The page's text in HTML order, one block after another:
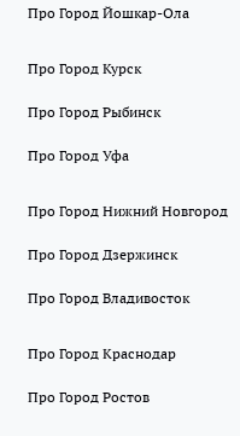
Про Город Йошкар-Ола
Про Город Курск
Про Город Рыбинск
Про Город Уфа
Про Город Нижний Новгород
Про Город Дзержинск
Про Город Владивосток
Про Город Краснодар
Про Город Ростов